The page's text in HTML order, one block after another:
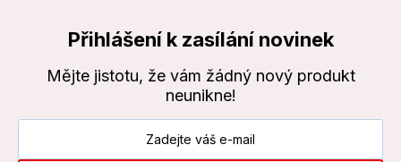
Přihlášení k zasílání novinek
Mějte jistotu, že vám žádný nový produkt
neunikne!